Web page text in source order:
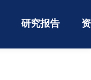
研究报告